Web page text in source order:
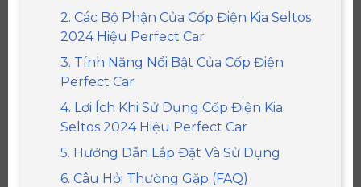
2. Các Bộ Phận Của Cốp Điện Kia Seltos
2024 Hiệu Perfect Car
3. Tính Năng Nổi Bật Của Cốp Điện
Perfect Car
4. Lợi Ích Khi Sử Dụng Cốp Điện Kia
Seltos 2024 Hiệu Perfect Car
5. Hướng Dẫn Lắp Đặt Và Sử Dụng
6. Câu Hỏi Thường Gặp (FAQ)